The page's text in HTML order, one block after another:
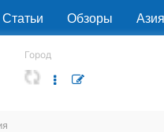
Статьи Обзоры Азия
Город